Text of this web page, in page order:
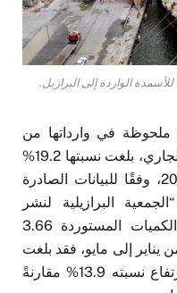
الواردة إلى البرازيل.
ملحوظة في وارداتها من
الأسمدة خلال شهر مايو من العام الجاري، بلغت نسبتها 19.2%
مقارنةً بالفترة نفسها من عام 2024، وفقًا للبيانات الصادرة
عن “الجمعية البرازيلية لنشر
الأسمدة” (ANDA). وبلغ إجمالي الكميات المستوردة 3.66
يناير إلى مايو، فقد بلغت
الواردات 14.92 مليون طن، أي بارتفاع نسبته 13.9% مقارنةً